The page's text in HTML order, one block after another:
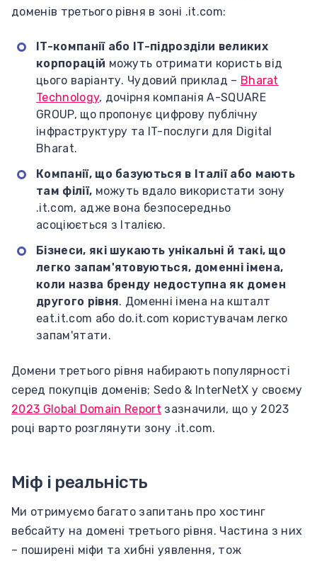
доменів третього рівня в зоні .it.com:
IT-компанії або IT-підрозділи великих
корпорацій можуть отримати користь від
цього варіанту. Чудовий приклад – Bharat
Technology, дочірня компанія A-SQUARE
GROUP, що пропонує цифрову публічну
інфраструктуру та IT-послуги для Digital
Bharat.
Компанії, що базуються в Італії або мають
там філії, можуть вдало використати зону
.it.com, адже вона безпосередньо
асоціюється з Італією.
Бізнеси, які шукають унікальні й такі, що
легко запам'ятовуються, доменні імена,
коли назва бренду недоступна як домен
другого рівня. Доменні імена на кшталт
eat.it.com або do.it.com користувачам легко
запам'ятати.
Домени третього рівня набирають популярності
серед покупців доменів; Sedo & InterNetX у своєму
2023 Global Domain Report зазначили, що у 2023
році варто розглянути зону .it.com.
Міф і реальність
Ми отримуємо багато запитань про хостинг
вебсайту на домені третього рівня. Частина з них
– поширені міфи та хибні уявлення, тож